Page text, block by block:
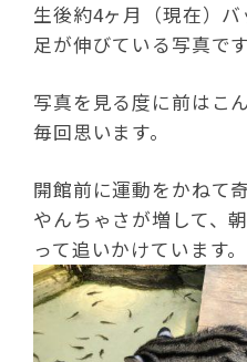
生後約4ヶ月（現在）
足が伸びている写真で
写真を見る度に前はこ
毎回思います。
開館前に運動をかねて
やんちゃさが増して、
って追いかけています。